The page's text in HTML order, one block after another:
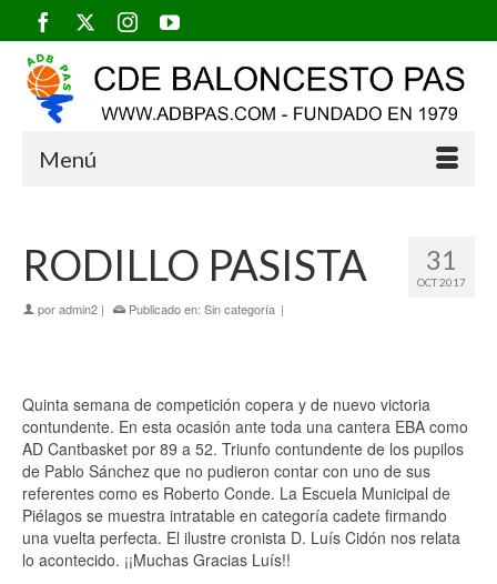
Menú
31
OCT 2017
RODILLO PASISTA
poradmin2 | Publicado en: Sin categoría |
Quinta semana de competición copera y de nuevo victoria
contundente. En esta ocasión ante toda una cantera EBA como
AD Cantbasket por 89 a 52. Triunfo contundente de los pupilos
de Pablo Sánchez que no pudieron contar con uno de sus
referentes como es Roberto Conde. La Escuela Municipal de
Piélagos se muestra intratable en categoría cadete firmando
una vuelta perfecta. El ilustre cronista D. Luís Cidón nos relata
lo acontecido. ¡¡Muchas Gracias Luís!!